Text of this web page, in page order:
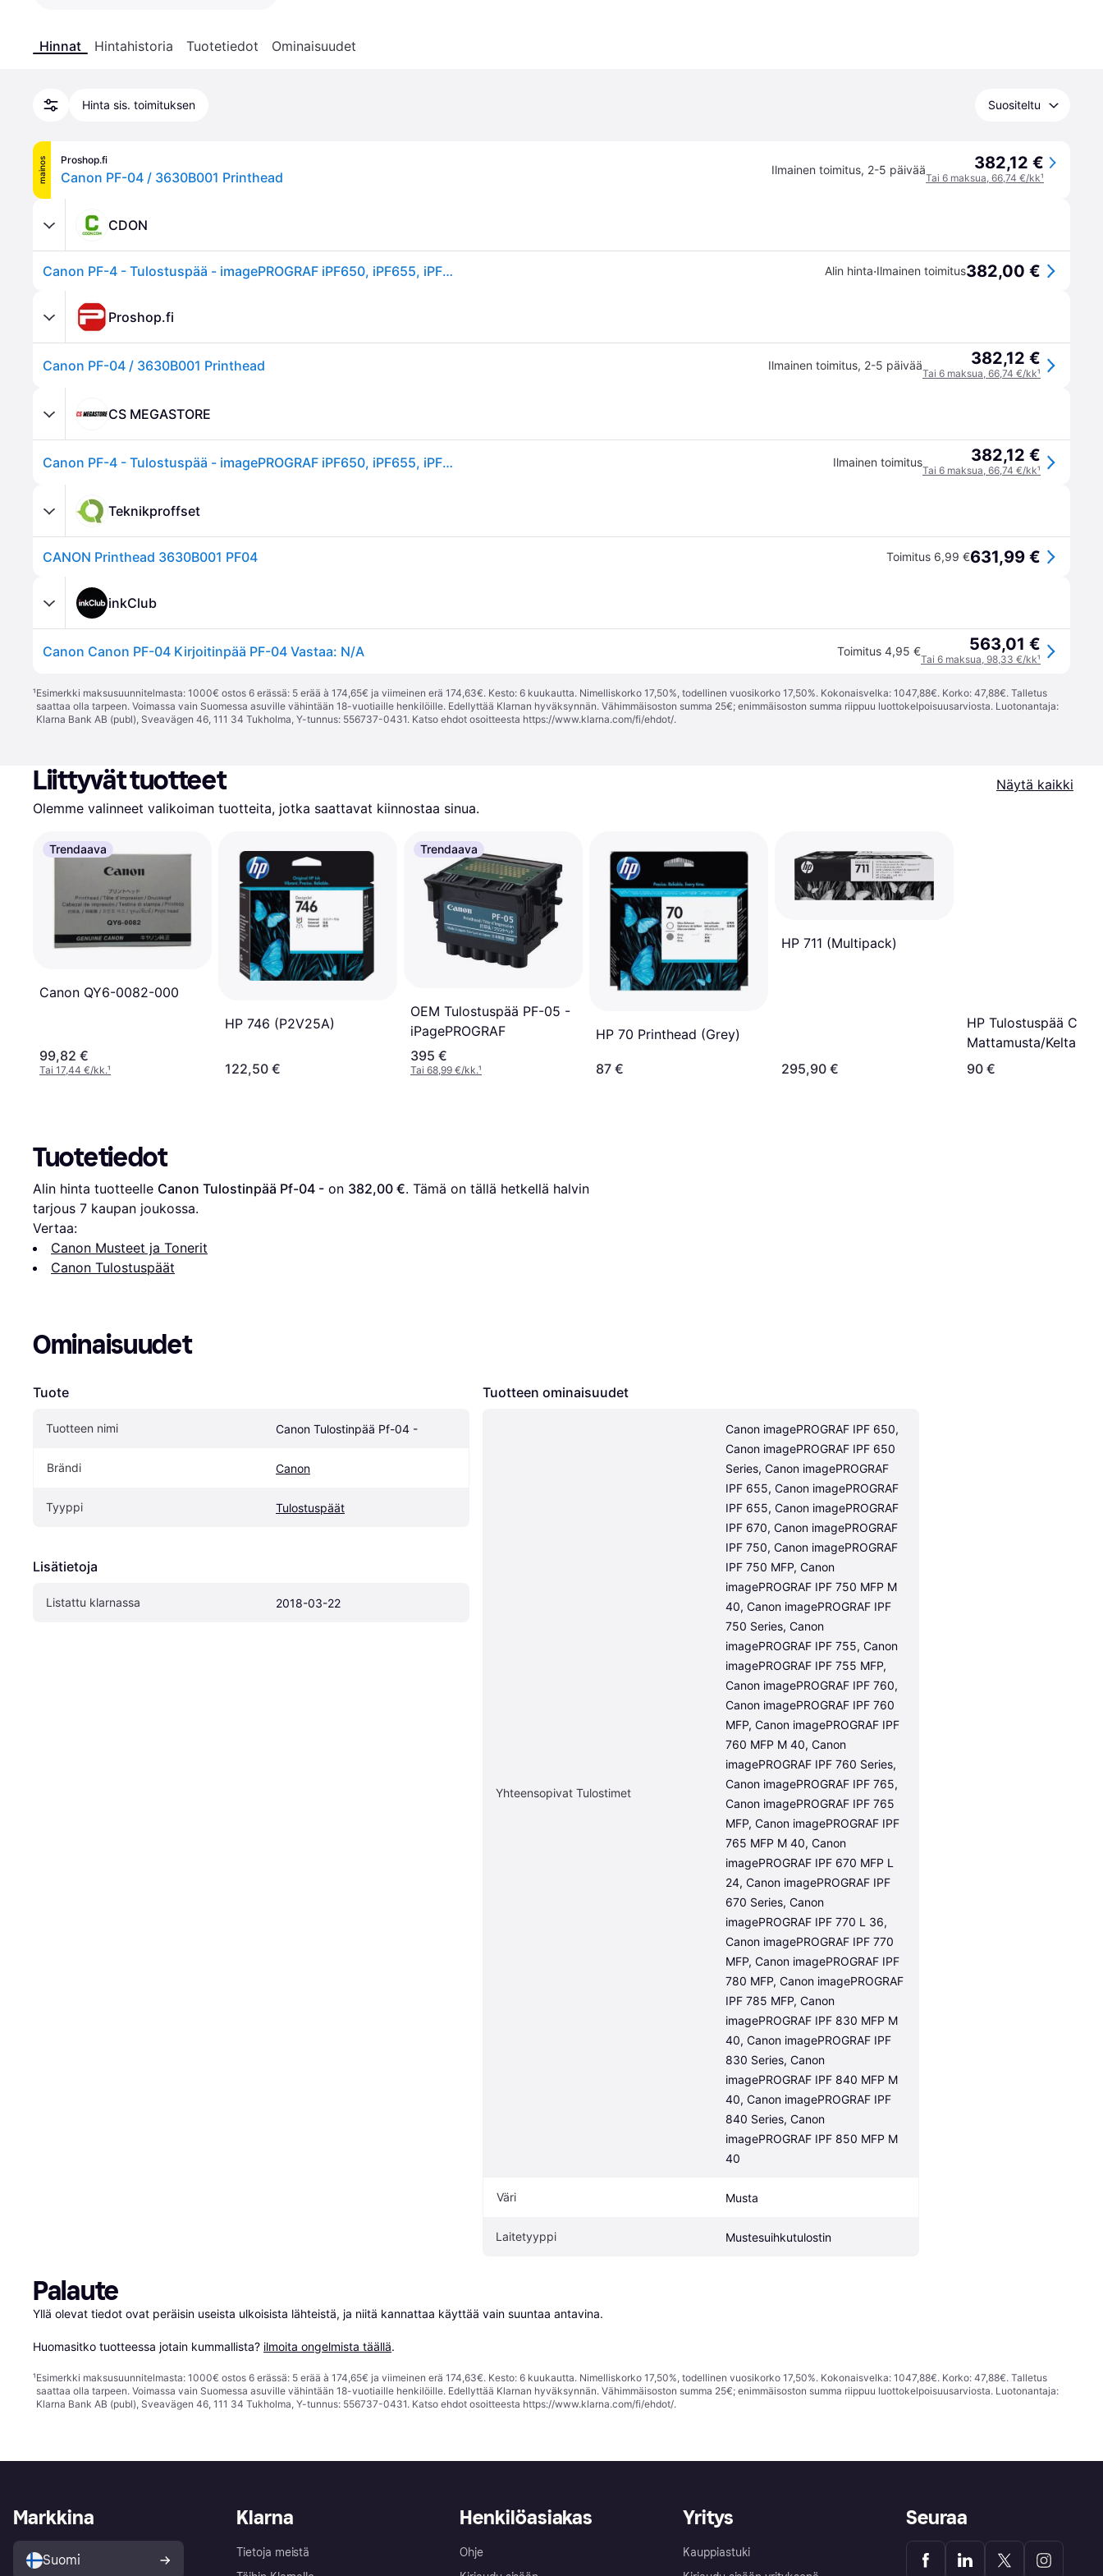
Hinnat Hintahistoria Tuotetiedot Ominaisuudet
Hinta sis. toimituksen Suositeltu
mainos Proshop.fi
Canon PF-04 / 3630B001 Printhead Ilmainen toimitus, 2-5 päivää 382,12 €
Tai 6 maksua, 66,74 €/kk¹
CDON
Canon PF-4 - Tulostuspää - imagePROGRAF iPF650, iPF655, iPF670, iPF750, iPF755, iPF770, iPF650, iPF650, iPF770, iPF770 Alin hinta·Ilmainen toimitus382,00 €
Proshop.fi
Canon PF-04 / 3630B001 Printhead Ilmainen toimitus, 2-5 päivää 382,12 €
Tai 6 maksua, 66,74 €/kk¹
CS MEGASTORE
Canon PF-4 - Tulostuspää - imagePROGRAF iPF650, iPF655, iPF670, iPF750, iPF755, iPF770, iPF650, iPF650, iPF770, iPF770 Ilmainen toimitus 382,12 €
Tai 6 maksua, 66,74 €/kk¹
Teknikproffset
CANON Printhead 3630B001 PF04 Toimitus 6,99 €631,99 €
inkClub
Canon Canon PF-04 Kirjoitinpää PF-04 Vastaa: N/A Toimitus 4,95 € 563,01 €
Tai 6 maksua, 98,33 €/kk¹
¹Esimerkki maksusuunnitelmasta: 1000€ ostos 6 erässä: 5 erää à 174,65€ ja viimeinen erä 174,63€. Kesto: 6 kuukautta. Nimelliskorko 17,50%, todellinen vuosikorko 17,50%. Kokonaisvelka: 1047,88€. Korko: 47,88€. Talletus
saattaa olla tarpeen. Voimassa vain Suomessa asuville vähintään 18-vuotiaille henkilöille. Edellyttää Klarnan hyväksynnän. Vähimmäisoston summa 25€; enimmäisoston summa riippuu luottokelpoisuusarviosta. Luotonantaja:
Klarna Bank AB (publ), Sveavägen 46, 111 34 Tukholma, Y-tunnus: 556737-0431. Katso ehdot osoitteesta https://www.klarna.com/fi/ehdot/.
Liittyvät tuotteet
Näytä kaikki
Olemme valinneet valikoiman tuotteita, jotka saattavat kiinnostaa sinua.
Trendaava
Canon QY6-0082-000
99,82 €
Tai 17,44 €/kk.¹
HP 746 (P2V25A)
122,50 €
Trendaava
OEM Tulostuspää PF-05 -
iPagePROGRAF
395 €
Tai 68,99 €/kk.¹
HP 70 Printhead (Grey)
87 €
HP 711 (Multipack)
295,90 €
HP Tulostuspää
Mattamusta/Keltainen
90 €
Tuotetiedot
Alin hinta tuotteelle Canon Tulostinpää Pf-04 - on 382,00 €. Tämä on tällä hetkellä halvin
tarjous 7 kaupan joukossa.
Vertaa:
Canon Musteet ja Tonerit
Canon Tulostuspäät
Ominaisuudet
Tuote
Tuotteen nimi Canon Tulostinpää Pf-04 -
Brändi Canon
Tyyppi Tulostuspäät
Lisätietoja
Listattu klarnassa 2018-03-22
Tuotteen ominaisuudet
Yhteensopivat Tulostimet
Canon imagePROGRAF IPF 650,
Canon imagePROGRAF IPF 650
Series, Canon imagePROGRAF
IPF 655, Canon imagePROGRAF
IPF 655, Canon imagePROGRAF
IPF 670, Canon imagePROGRAF
IPF 750, Canon imagePROGRAF
IPF 750 MFP, Canon
imagePROGRAF IPF 750 MFP M
40, Canon imagePROGRAF IPF
750 Series, Canon
imagePROGRAF IPF 755, Canon
imagePROGRAF IPF 755 MFP,
Canon imagePROGRAF IPF 760,
Canon imagePROGRAF IPF 760
MFP, Canon imagePROGRAF IPF
760 MFP M 40, Canon
imagePROGRAF IPF 760 Series,
Canon imagePROGRAF IPF 765,
Canon imagePROGRAF IPF 765
MFP, Canon imagePROGRAF IPF
765 MFP M 40, Canon
imagePROGRAF IPF 670 MFP L
24, Canon imagePROGRAF IPF
670 Series, Canon
imagePROGRAF IPF 770 L 36,
Canon imagePROGRAF IPF 770
MFP, Canon imagePROGRAF IPF
780 MFP, Canon imagePROGRAF
IPF 785 MFP, Canon
imagePROGRAF IPF 830 MFP M
40, Canon imagePROGRAF IPF
830 Series, Canon
imagePROGRAF IPF 840 MFP M
40, Canon imagePROGRAF IPF
840 Series, Canon
imagePROGRAF IPF 850 MFP M
40
Väri Musta
Laitetyyppi Mustesuihkutulostin
Palaute
Yllä olevat tiedot ovat peräisin useista ulkoisista lähteistä, ja niitä kannattaa käyttää vain suuntaa antavina.
Huomasitko tuotteessa jotain kummallista? ilmoita ongelmista täällä.
¹Esimerkki maksusuunnitelmasta: 1000€ ostos 6 erässä: 5 erää à 174,65€ ja viimeinen erä 174,63€. Kesto: 6 kuukautta. Nimelliskorko 17,50%, todellinen vuosikorko 17,50%. Kokonaisvelka: 1047,88€. Korko: 47,88€. Talletus
saattaa olla tarpeen. Voimassa vain Suomessa asuville vähintään 18-vuotiaille henkilöille. Edellyttää Klarnan hyväksynnän. Vähimmäisoston summa 25€; enimmäisoston summa riippuu luottokelpoisuusarviosta. Luotonantaja:
Klarna Bank AB (publ), Sveavägen 46, 111 34 Tukholma, Y-tunnus: 556737-0431. Katso ehdot osoitteesta https://www.klarna.com/fi/ehdot/.
Klarna
Tietoja meistä
Henkilöasiakas
Ohje
Yritys
Kauppiastuki
Markkina
Suomi
Seuraa